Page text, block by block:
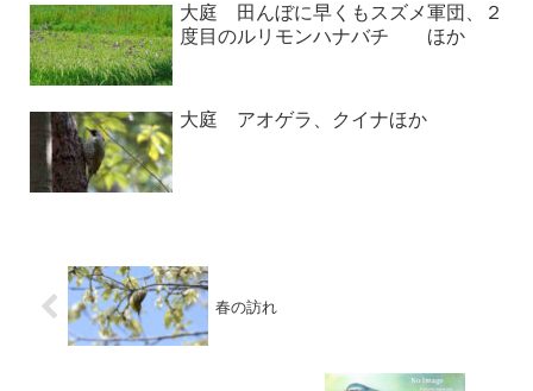
大庭 田んぼに早くもスズメ軍団、２
度目のルリモンハナバチ ほか
大庭 アオゲラ、クイナほか
春の訪れ